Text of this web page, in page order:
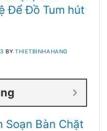
Để Đồ Tum hút
BY THIETBINHAHANG
Soạn Bàn Chặt